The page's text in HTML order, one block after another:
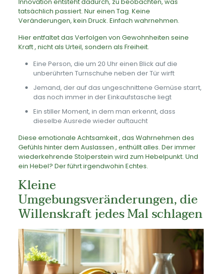
tatsächlich passiert. Nur einen Tag. Keine
Veränderungen, kein Druck. Einfach wahrnehmen.
Hier entfaltet das Verfolgen von Gewohnheiten seine
Kraft , nicht als Urteil, sondern als Freiheit.
Eine Person, die um 20 Uhr einen Blick auf die
unberührten Turnschuhe neben der Tür wirft
Jemand, der auf das ungeschnittene Gemüse starrt,
das noch immer in der Einkaufstasche liegt
Ein stiller Moment, in dem man erkennt, dass
dieselbe Ausrede wieder auftaucht
Diese emotionale Achtsamkeit , das Wahrnehmen des
Gefühls hinter dem Auslassen , enthüllt alles. Der immer
wiederkehrende Stolperstein wird zum Hebelpunkt. Und
ein Hebel? Der führt irgendwohin Echtes.
Kleine
Umgebungsveränderungen, die
Willenskraft jedes Mal schlagen